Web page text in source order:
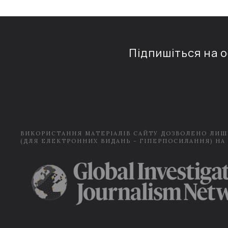
Підпишіться на
ВИКОРИСТАННЯ МАТЕРІАЛІВ САЙТУ ДОЗВОЛЕНО
(ДЛЯ ЕЛЕКТРОННИХ ВИДАНЬ - ГІПЕРПОСИЛАННЯ) НА